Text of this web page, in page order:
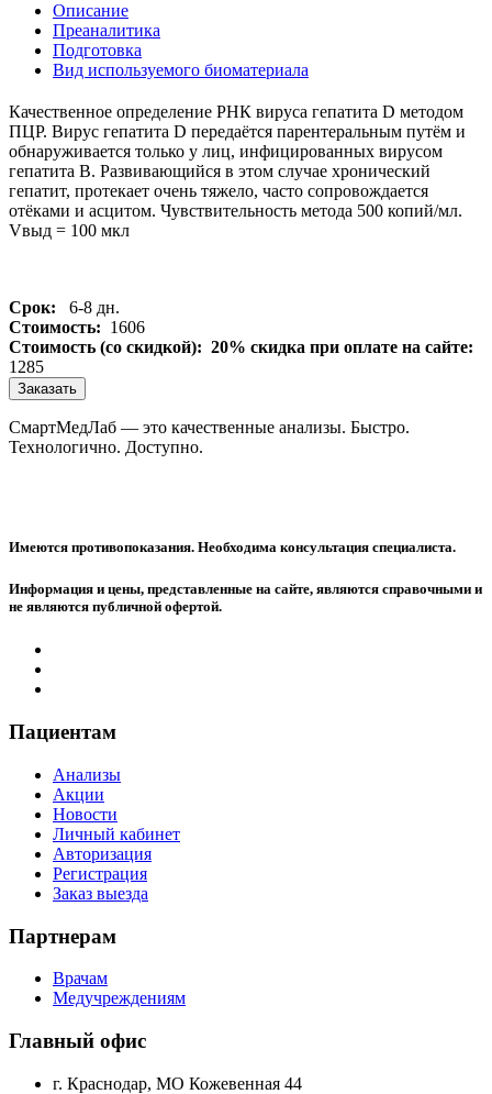
Описание
Преаналитика
Подготовка
Вид используемого биоматериала
Качественное определение РНК вируса гепатита D методом
ПЦР. Вирус гепатита D передаётся парентеральным путём и
обнаруживается только у лиц, инфицированных вирусом
гепатита В. Развивающийся в этом случае хронический
гепатит, протекает очень тяжело, часто сопровождается
отёками и асцитом. Чувствительность метода 500 копий/мл.
Vвыд = 100 мкл
Срок:
6-8 дн.
Стоимость: 1606
Стоимость (со скидкой): 20% скидка при оплате на сайте:
1285
Заказать
СмартМедЛаб — это качественные анализы. Быстро.
Технологично. Доступно.
Имеются противопоказания. Необходима консультация специалиста.
Информация и цены, представленные на сайте, являются справочными и
не являются публичной офертой.
Пациентам
Анализы
Акции
Новости
Личный кабинет
Авторизация
Регистрация
Заказ выезда
Партнерам
Врачам
Медучреждениям
Главный офис
г. Краснодар, МО Кожевенная 44